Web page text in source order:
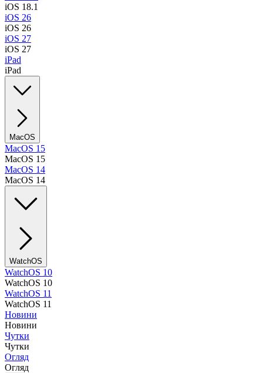
iOS 18.1
iOS 26
iOS 26
iOS 27
iOS 27
iPad
iPad
MacOS
MacOS 15
MacOS 15
MacOS 14
MacOS 14
WatchOS
WatchOS 10
WatchOS 10
WatchOS 11
WatchOS 11
Новини
Новини
Чутки
Чутки
Огляд
Огляд